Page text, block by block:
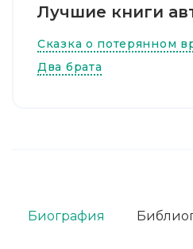
Лучшие книги
Сказка о потерянном
Два брата
Биография